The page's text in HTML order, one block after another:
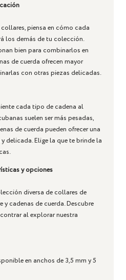
piensa en cómo cada
los demás de tu colección.
bien para combinarlos en
de cuerda ofrecen mayor
con otras piezas delicadas.
cada tipo de cadena al
suelen ser más pesadas,
de cuerda pueden ofrecer una
delicada. Elige la que te brinde la
y opciones
diversa de collares de
cadenas de cuerda. Descubre
al explorar nuestra
en anchos de 3,5 mm y 5